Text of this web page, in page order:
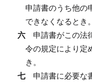
申請書のうち他の
できなくなるとき。
六 申請書がこの法
令の規定により定
き。
七 申請書に必要な